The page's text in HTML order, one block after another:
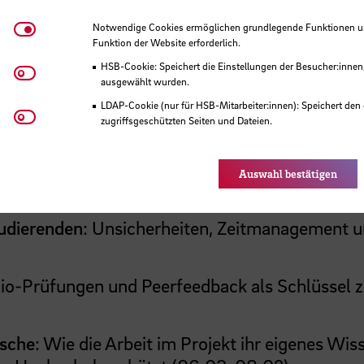
- Maßnahmen aus der Sicht einer Studentin.
und Studentische Hilfskraft im AddInno-
der Fakultät 3
: Wie Studierende
: Unsicherheiten, Zeitmanagement
Prüfungen und Peerfeedback als Schlüssel
: Wie die Arbeit im Projekt ihr eigenes
Notwendige CookiesNotwendige Cookies ermöglichen grundlegende Funktionen
Funktion der Website erforderlich.
HSB-Cookie: Speichert die Einstellungen der
ausgewählt wurden.
LDAP-Cookie (nur für HSB-Mitarbeiter:innen): Speichert
zugriffsgeschützten Seiten und Dateien.
Matomo
Youtube
Auswahl bestätigen